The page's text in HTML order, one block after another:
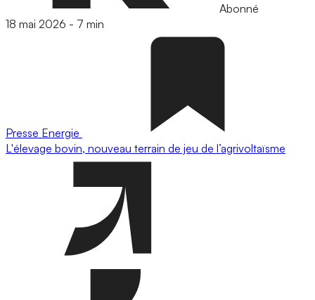
Abonné
18 mai 2026 - 7 min
Presse Energie
L'élevage bovin, nouveau terrain de jeu de l’agrivoltaïsme